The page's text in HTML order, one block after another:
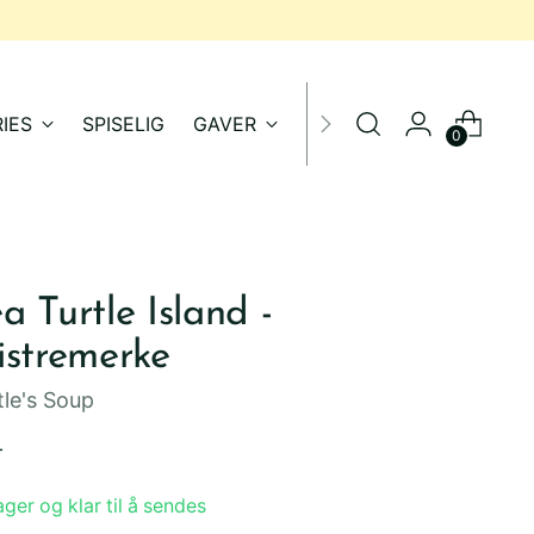
SPISELIG GAVER SALG 0
Turtle Island -
Soup
og klar til å sendes